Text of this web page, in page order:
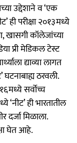
उद्देशाने व ‘एक
ही परीक्षा २०१३मध्ये
खासगी कॉलेजांच्या
प्री मेडिकल टेस्ट
द्याव्या लागत
घटनाबाह्य ठरवली.
सर्वोच्च
‘नीट’ ही भारतातील
दर्जा मिळाला.
घेत आहे.